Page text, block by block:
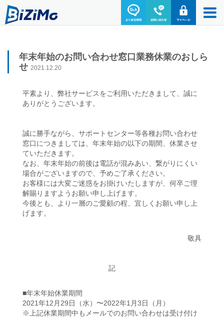
年末年始のお問い合わせ窓口業務休業のおしら
せ 2021.12.20
平素より、弊社サービスをご利用いただきまして、誠に
ありがとうございます。
誠に勝手ながら、サポートセンター等各種お問い合わせ
窓口につきましては、年末年始の以下の期間、休業させ
ていただきます。
なお、年末年始の前後は電話が混みあい、繋がりにくい
場合がございますので、予めご了承ください。
お客様には大変ご迷惑をお掛けいたしますが、何卒ご理
解賜りますようお願い申し上げます。
今後とも、より一層のご愛顧の程、宜しくお願い申し上
げます。
敬具
記
■年末年始休業期間
2021年12月29日（水）〜2022年1月3日（月）
※上記休業期間中もメールでのお問い合わせは受け付け